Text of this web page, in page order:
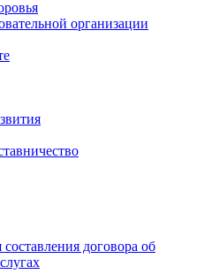
организации
договора об